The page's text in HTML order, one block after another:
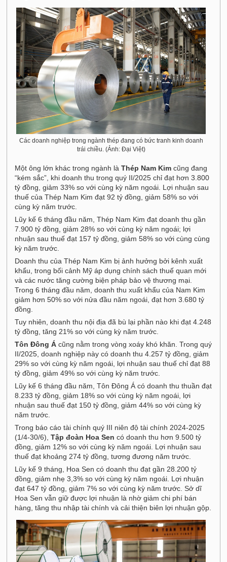
Các doanh nghiệp trong ngành thép đang có bức tranh kinh doanh
trái chiều. (Ảnh: Đại Việt)
Một ông lớn khác trong ngành là Thép Nam Kim cũng đang
“kém sắc”, khi doanh thu trong quý II/2025 chỉ đạt hơn 3.800
tỷ đồng, giảm 33% so với cùng kỳ năm ngoái. Lợi nhuận sau
thuế của Thép Nam Kim đạt 92 tỷ đồng, giảm 58% so với
cùng kỳ năm trước.
Lũy kế 6 tháng đầu năm, Thép Nam Kim đạt doanh thu gần
7.900 tỷ đồng, giảm 28% so với cùng kỳ năm ngoái; lợi
nhuận sau thuế đạt 157 tỷ đồng, giảm 58% so với cùng cùng
kỳ năm trước.
Doanh thu của Thép Nam Kim bị ảnh hưởng bởi kênh xuất
khẩu, trong bối cảnh Mỹ áp dụng chính sách thuế quan mới
và các nước tăng cường biện pháp bảo vệ thương mại.
Trong 6 tháng đầu năm, doanh thu xuất khẩu của Nam Kim
giảm hơn 50% so với nửa đầu năm ngoái, đạt hơn 3.680 tỷ
đồng.
Tuy nhiên, doanh thu nội địa đã bù lại phần nào khi đạt 4.248
tỷ đồng, tăng 21% so với cùng kỳ năm trước.
Tôn Đông Á cũng nằm trong vòng xoáy khó khăn. Trong quý
II/2025, doanh nghiệp này có doanh thu 4.257 tỷ đồng, giảm
29% so với cùng kỳ năm ngoái, lợi nhuận sau thuế chỉ đạt 88
tỷ đồng, giảm 49% so với cùng kỳ năm trước.
Lũy kế 6 tháng đầu năm, Tôn Đông Á có doanh thu thuần đạt
8.233 tỷ đồng, giảm 18% so với cùng kỳ năm ngoái, lợi
nhuận sau thuế đạt 150 tỷ đồng, giảm 44% so với cùng kỳ
năm trước.
Trong báo cáo tài chính quý III niên độ tài chính 2024-2025
(1/4-30/6), Tập đoàn Hoa Sen có doanh thu hơn 9.500 tỷ
đồng, giảm 12% so với cùng kỳ năm ngoái. Lợi nhuận sau
thuế đạt khoảng 274 tỷ đồng, tương đương năm trước.
Lũy kế 9 tháng, Hoa Sen có doanh thu đạt gần 28.200 tỷ
đồng, giảm nhẹ 3,3% so với cùng kỳ năm ngoái. Lợi nhuận
đạt 647 tỷ đồng, giảm 7% so với cùng kỳ năm trước. Sở dĩ
Hoa Sen vẫn giữ được lợi nhuận là nhờ giảm chi phí bán
hàng, tăng thu nhập tài chính và cải thiện biên lợi nhuận gộp.